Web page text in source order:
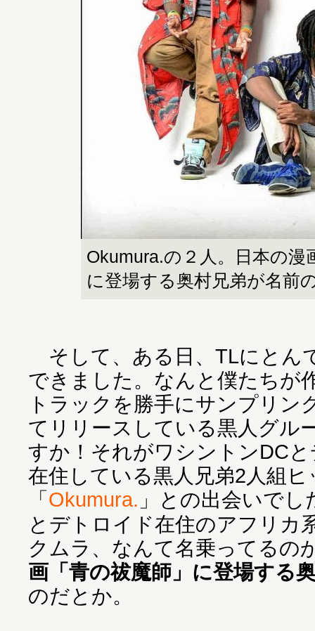
Okumura.の２人。日本の漫
に登場する奥村兄弟が名前
そして、ある日、TLにとん
できました。なんと僕たちが
トラックを勝手にサンプリン
てリリースしている黒人グル
すか！それがワシントンDC
在住している黒人兄弟2人組
「Okumura. 」との出会いで
とデトロイド在住のアフリカ
クムラ、なんて名乗ってるの
画「青の祓魔師」に登場する
のだとか。